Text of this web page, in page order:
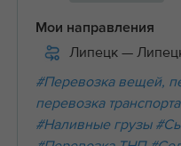
Мои направления
Липецк —
#Перевозка вещей,
перевозка транспорта
#Наливные грузы